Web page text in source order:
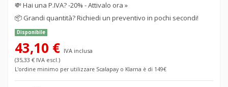
💸Hai una P.IVA? -20% - Attivalo ora »
📦 Grandi quantità? Richiedi un preventivo in pochi secondi!
Disponibile
43,10 € IVA inclusa
(35,33 € IVA escl.)
L'ordine minimo per utilizzare Scalapay o Klarna è di 149€